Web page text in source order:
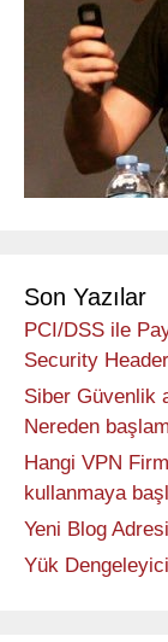
Son Yazılar
PCI/DSS ile
Security
Siber Güvenlik
Nereden
Hangi VPN
kullanmaya
Yeni Blog
Yük